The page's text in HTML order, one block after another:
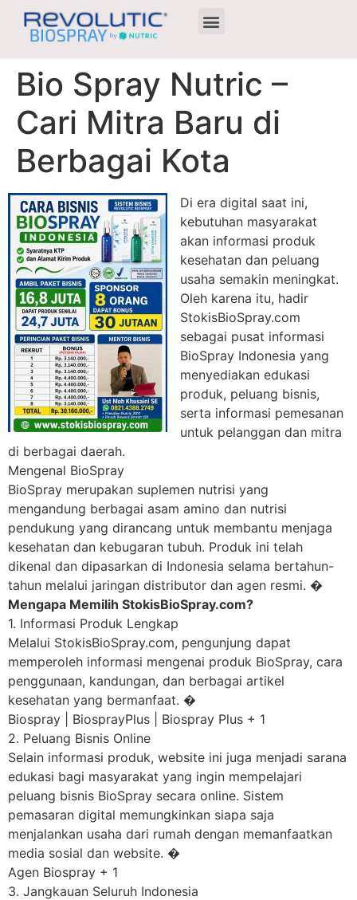
Bio Spray Nutric –
Cari Mitra Baru di
Berbagai Kota
Di era digital saat ini,
kebutuhan masyarakat
akan informasi produk
kesehatan dan peluang
usaha semakin meningkat.
Oleh karena itu, hadir
StokisBioSpray.com
sebagai pusat informasi
BioSpray Indonesia yang
menyediakan edukasi
produk, peluang bisnis,
serta informasi pemesanan
untuk pelanggan dan mitra
di berbagai daerah.
Mengenal BioSpray
BioSpray merupakan suplemen nutrisi yang
mengandung berbagai asam amino dan nutrisi
pendukung yang dirancang untuk membantu menjaga
kesehatan dan kebugaran tubuh. Produk ini telah
dikenal dan dipasarkan di Indonesia selama bertahun-
tahun melalui jaringan distributor dan agen resmi. �
Mengapa Memilih StokisBioSpray.com?
1. Informasi Produk Lengkap
Melalui StokisBioSpray.com, pengunjung dapat
memperoleh informasi mengenai produk BioSpray, cara
penggunaan, kandungan, dan berbagai artikel
kesehatan yang bermanfaat. �
Biospray | BiosprayPlus | Biospray Plus + 1
2. Peluang Bisnis Online
Selain informasi produk, website ini juga menjadi sarana
edukasi bagi masyarakat yang ingin mempelajari
peluang bisnis BioSpray secara online. Sistem
pemasaran digital memungkinkan siapa saja
menjalankan usaha dari rumah dengan memanfaatkan
media sosial dan website. �
Agen Biospray + 1
3. Jangkauan Seluruh Indonesia